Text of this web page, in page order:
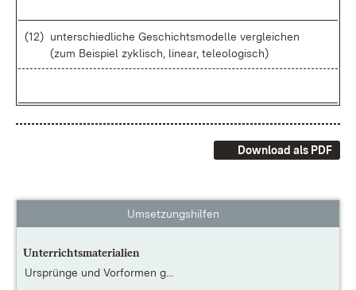
(12) un­ter­schied­li­che Ge­schichts­mo­del­le ver­glei­chen
(zum Bei­spiel zy­klisch, li­ne­ar, te­leo­lo­gisch)
Download als PDF
Umsetzungshilfen
Unterrichtsmaterialien
Ursprünge und Vorformen g...